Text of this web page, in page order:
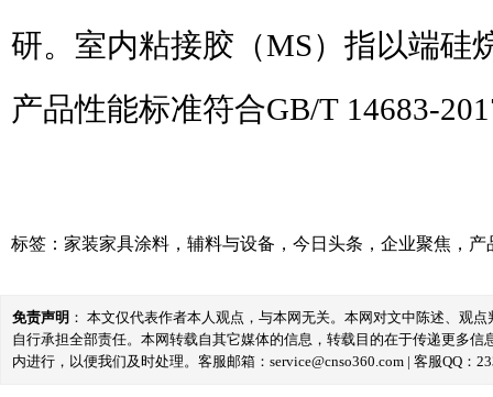
研。室内粘接胶（MS）指以端硅
产品性能标准符合GB/T 14683-
标签： 家装家具涂料 ， 辅料与设备 ， 今日头条 ， 企业聚焦 ， 产
免责声明 ： 本文仅代表作者本人观点，与本网无关。本网对文中陈述、观
自行承担全部责任。本网转载自其它媒体的信息，转载目的在于传递更多
内进行，以便我们及时处理。客服邮箱：service@cnso360.com | 客服QQ：